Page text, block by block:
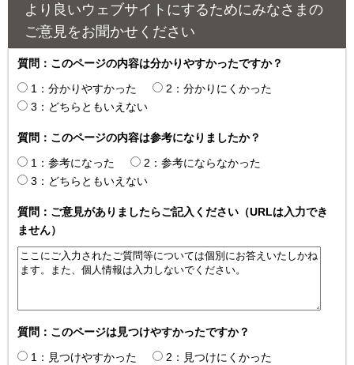
より良いウェブサイトにするためにみなさまの
ご意見をお聞かせください
質問：このページの内容は分かりやすかったですか？
1：分かりやすかった
2：分かりにくかった
3：どちらともいえない
質問：このページの内容は参考になりましたか？
1：参考になった
2：参考にならなかった
3：どちらともいえない
質問：ご意見がありましたらご記入ください（URLは入力でき
ません）
質問：このページは見つけやすかったですか？
1：見つけやすかった
2：見つけにくかった